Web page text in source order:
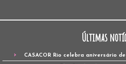
Últimas
CASACOR Rio celebra aniversário